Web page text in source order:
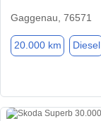
Gaggenau, 76571
20.000 km Diesel